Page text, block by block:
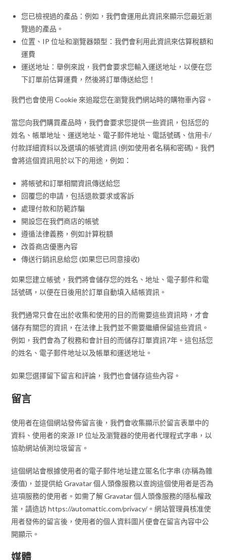
您已檢視過的產品：例如，我們會運用此資訊來顯示您最近瀏
覽過的產品。
位置、IP 位址和瀏覽器類型：我們會利用此資訊來估算稅額和
運費
運送地址：舉例來說，我們會要求您輸入運送地址，以便在您
下訂單前估算運費，然後將訂單傳送給您！
我們也會使用 Cookie 來追蹤您在瀏覽我們網站時的購物車內容。
當您向我們購買產品時，我們會要求您提供一些資訊，包括您的
姓名、帳單地址、運送地址、電子郵件地址、電話號碼、信用卡/
付款詳細資料以及選填的帳號資訊 (例如使用者名稱和密碼)。我們
會將這個資訊用於以下的用途，例如：
將帳號和訂單相關資訊傳送給您
回覆您的申請，包括退款要求或客訴
處理付款和防範詐騙
開設您在我們商店的帳號
遵循法律義務，例如計算稅額
改善商店優惠內容
傳送行銷訊息給您 (如果您已同意接收)
如果您建立帳號，我們將會儲存您的姓名、地址、電子郵件和電
話號碼，以便在日後用於訂單自動填入結帳資訊。
我們通常只會在出於收集和使用的目的而需要這些資訊時，才會
儲存有關您的資訊，在法律上我們並不需要繼續保留這些資訊。
例如，我們會為了稅務和會計目的而儲存訂單資訊7年。這包括您
的姓名、電子郵件地址以及帳單和運送地址。
如果您選擇留下留言和評論，我們也會儲存這些內容。
留言
使用者在這個網站發佈留言後，我們會收集顯示於留言表單中的
資料、使用者的來源 IP 位址及瀏覽器的使用者代理程式字串，以
協助網站偵測垃圾留言。
這個網站會根據使用者的電子郵件地址建立匿名化字串 (亦稱為雜
湊值)，並提供給 Gravatar 個人頭像服務以查詢這個使用者是否為
這項服務的使用者。如需了解 Gravatar 個人頭像服務的隱私權政
策，請造訪 https://automattic.com/privacy/。網站管理員核准使
用者發佈的留言後，使用者的個人資料圖片便會在留言內容中公
開顯示。
媒體